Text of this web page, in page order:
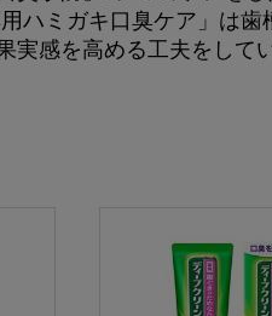
用ハミガキ口臭ケア」は
実感を高める工夫をして